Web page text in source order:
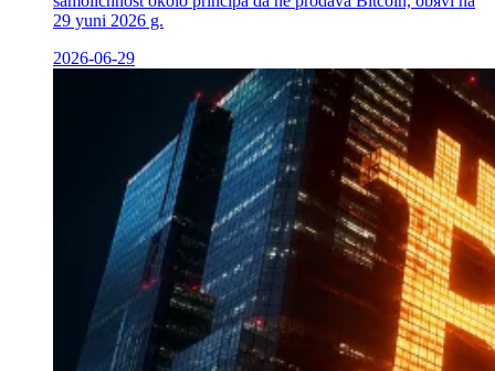
29 yuni 2026 g.
2026-06-29